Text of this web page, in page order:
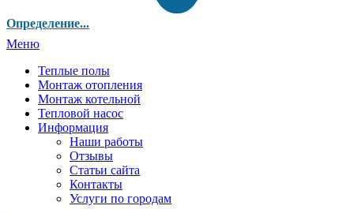
Определение...
Меню
Теплые полы
Монтаж отопления
Монтаж котельной
Тепловой насос
Информация
Наши работы
Отзывы
Статьи сайта
Контакты
Услуги по городам